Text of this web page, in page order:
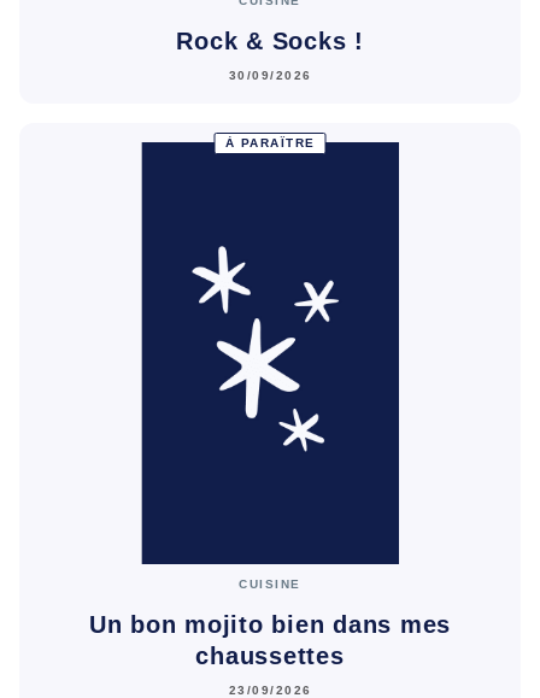
Rock & Socks !
30/09/2026
À PARAÎTRE
CUISINE
Un bon mojito bien dans mes
chaussettes
23/09/2026